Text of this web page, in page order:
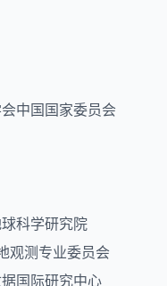
中国国家委员会
科学研究院
观测专业委员会
国际研究中心